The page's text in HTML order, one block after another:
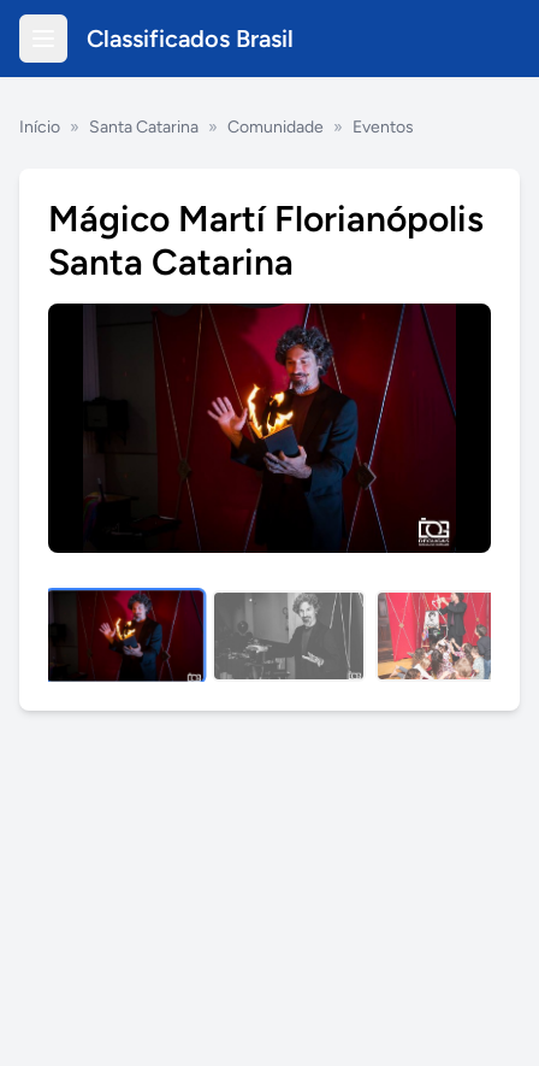
Classificados Brasil
Início » Santa Catarina » Comunidade » Eventos
Mágico Martí Florianópolis
Santa Catarina